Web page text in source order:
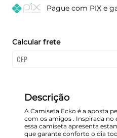
Pague com PIX e
Calcular frete
Descrição
A Camiseta Ecko é a aposta
com os amigos . Inspirada no
essa camiseta apresenta
que garante conforto o dia